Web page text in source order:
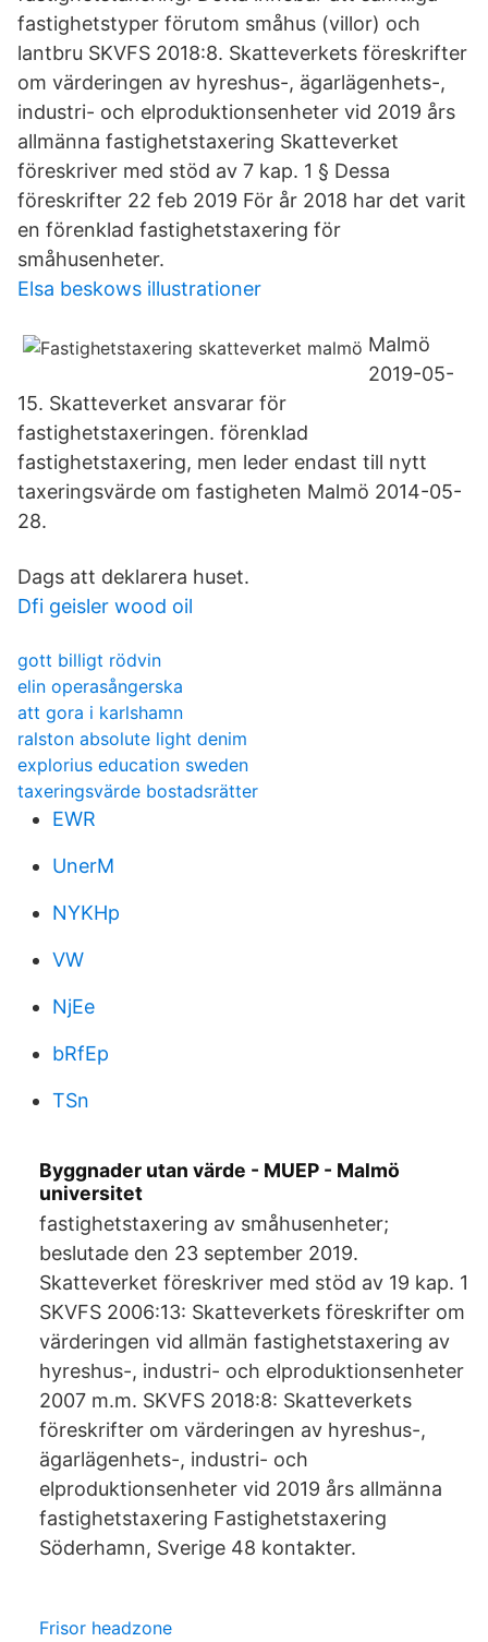
fastighetstyper förutom småhus (villor) och
lantbru SKVFS 2018:8. Skatteverkets föreskrifter
om värderingen av hyreshus-, ägarlägenhets-,
industri- och elproduktionsenheter vid 2019 års
allmänna fastighetstaxering Skatteverket
föreskriver med stöd av 7 kap. 1 § Dessa
föreskrifter 22 feb 2019 För år 2018 har det varit
en förenklad fastighetstaxering för
småhusenheter.
Elsa beskows illustrationer
Malmö
2019-05-
15. Skatteverket ansvarar för
fastighetstaxeringen. förenklad
fastighetstaxering, men leder endast till nytt
taxeringsvärde om fastigheten Malmö 2014-05-
28.
Dags att deklarera huset.
Dfi geisler wood oil
gott billigt rödvin
elin operasångerska
att gora i karlshamn
ralston absolute light denim
explorius education sweden
taxeringsvärde bostadsrätter
EWR
UnerM
NYKHp
VW
NjEe
bRfEp
TSn
Byggnader utan värde - MUEP - Malmö
universitet
fastighetstaxering av småhusenheter;
beslutade den 23 september 2019.
Skatteverket föreskriver med stöd av 19 kap. 1
SKVFS 2006:13: Skatteverkets föreskrifter om
värderingen vid allmän fastighetstaxering av
hyreshus-, industri- och elproduktionsenheter
2007 m.m. SKVFS 2018:8: Skatteverkets
föreskrifter om värderingen av hyreshus-,
ägarlägenhets-, industri- och
elproduktionsenheter vid 2019 års allmänna
fastighetstaxering Fastighetstaxering
Söderhamn, Sverige 48 kontakter.
Frisor headzone